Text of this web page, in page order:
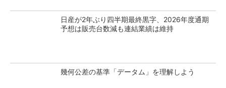
日産が2年ぶり四半期最終黒字、2026年度通期
予想は販売台数減も連結業績は維持
幾何公差の基準「データム」を理解しよう